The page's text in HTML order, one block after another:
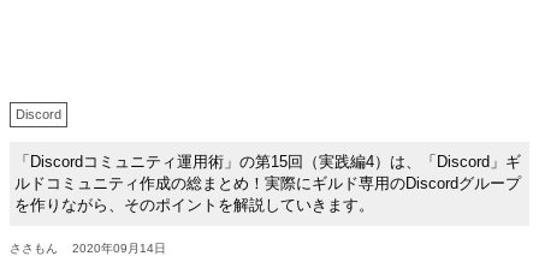
Discord
「Discordコミュニティ運用術」の第15回（実践編4）は、「Discord」ギ
ルドコミュニティ作成の総まとめ！実際にギルド専用のDiscordグループ
を作りながら、そのポイントを解説していきます。
ささもん 2020年09月14日